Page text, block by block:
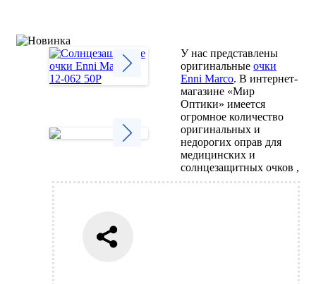
У нас представлены
оригинальныеочки
Enni Marco. В интернет-
магазине «Мир
Оптики» имеется
огромное количество
оригинальных и
недорогих оправ для
медицинских и
солнцезащитных очков ,